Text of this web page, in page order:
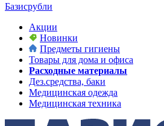
Базисрубли
Акции
Новинки
Предметы гигиены
Товары для дома и офиса
Расходные материалы
Дез.средства, баки
Медицинская одежда
Медицинская техника